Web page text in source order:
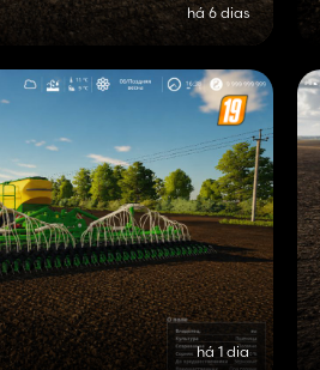
há 6 dias
há 1 dia